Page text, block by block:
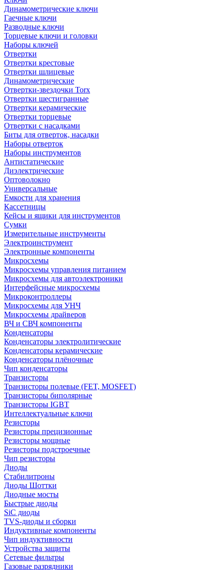
Динамометрические ключи
Гаечные ключи
Разводные ключи
Торцевые ключи и головки
Наборы ключей
Отвертки
Отвертки крестовые
Отвертки шлицевые
Динамометрические
Отвертки-звездочки Torx
Отвертки шестигранные
Отвертки керамические
Отвертки торцевые
Отвертки с насадками
Биты для отверток, насадки
Наборы отверток
Наборы инструментов
Антистатические
Диэлектрические
Оптоволокно
Универсальные
Емкости для хранения
Кассетницы
Кейсы и ящики для инструментов
Сумки
Измерительные инструменты
Электроинструмент
Электронные компоненты
Микросхемы
Микросхемы управления питанием
Микросхемы для автоэлектроники
Интерфейсные микросхемы
Микроконтроллеры
Микросхемы для УНЧ
Микросхемы драйверов
ВЧ и СВЧ компоненты
Конденсаторы
Конденсаторы электролитические
Конденсаторы керамические
Конденсаторы плёночные
Чип конденсаторы
Транзисторы
Транзисторы полевые (FET, MOSFET)
Транзисторы биполярные
Транзисторы IGBT
Интеллектуальные ключи
Резисторы
Резисторы прецизионные
Резисторы мощные
Резисторы подстроечные
Чип резисторы
Диоды
Стабилитроны
Диоды Шоттки
Диодные мосты
Быстрые диоды
SiC диоды
TVS-диоды и сборки
Индуктивные компоненты
Чип индуктивности
Устройства защиты
Сетевые фильтры
Газовые разрядники